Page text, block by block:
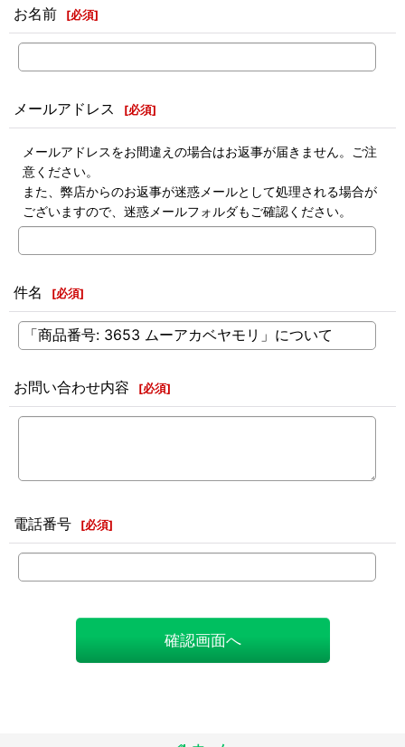
お名前 [必須]
メールアドレス [必須]
メールアドレスをお間違えの場合はお返事が届きません。ご注
意ください。
また、弊店からのお返事が迷惑メールとして処理される場合が
ございますので、迷惑メールフォルダもご確認ください。
件名 [必須]
お問い合わせ内容 [必須]
電話番号 [必須]
確認画面へ